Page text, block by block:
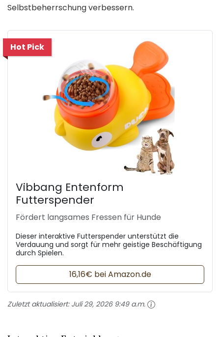
Selbstbeherrschung verbessern.
Hot Pick
Vibbang Entenform
Futterspender
Fördert langsames Fressen für Hunde
Dieser interaktive Futterspender unterstützt die
Verdauung und sorgt für mehr geistige Beschäftigung
durch Spielen.
16,16€ bei Amazon.de
Zuletzt aktualisiert: Juli 29, 2026 9:49 a.m.